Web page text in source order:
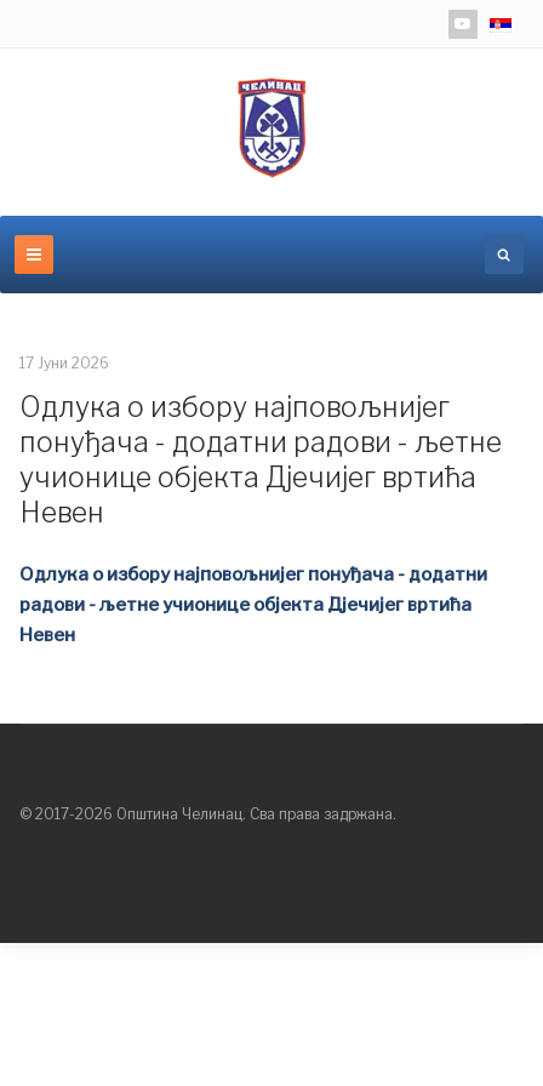
17 Јуни 2026
Одлука о избору најповољнијег
понуђача - додатни радови - љетне
учионице објекта Дјечијег вртића
Невен
Одлука о избору најповољнијег понуђача - додатни
радови - љетне учионице објекта Дјечијег вртића
Невен
© 2017-2026 Општина Челинац. Сва права задржана.